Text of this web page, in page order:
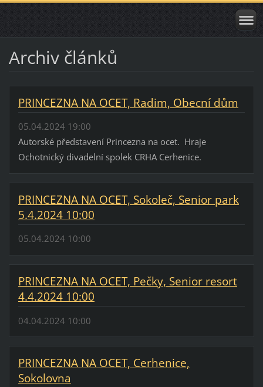
Archiv článků
PRINCEZNA NA OCET, Radim, Obecní dům
05.04.2024 19:00
Autorské představení Princezna na ocet. Hraje
Ochotnický divadelní spolek CRHA Cerhenice.
PRINCEZNA NA OCET, Sokoleč, Senior park
5.4.2024 10:00
05.04.2024 10:00
PRINCEZNA NA OCET, Pečky, Senior resort
4.4.2024 10:00
04.04.2024 10:00
PRINCEZNA NA OCET, Cerhenice,
Sokolovna